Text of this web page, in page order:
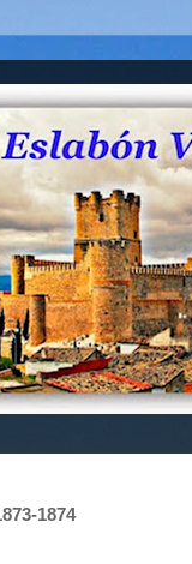
1874